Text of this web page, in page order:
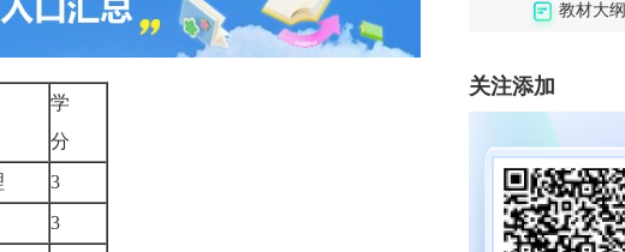
学
分
3
3
教材大纲
关注添加